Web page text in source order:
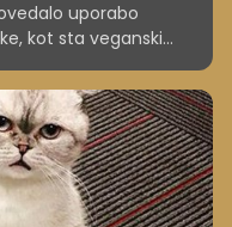
uporabo
kot sta veganski
potrošnike glede
v živilski industriji,